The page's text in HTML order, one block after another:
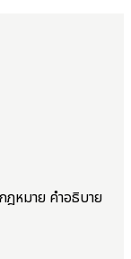
ฎหมาย คำอธิบาย